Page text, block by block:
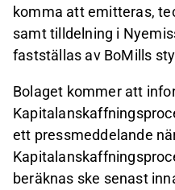
komma att emitteras,
samt tilldelning i
fastställas av BoMills
Bolaget kommer att
ett pressmeddelande
beräknas ske senast